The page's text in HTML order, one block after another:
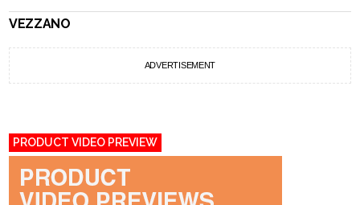
VEZZANO
ADVERTISEMENT
PRODUCT VIDEO PREVIEW